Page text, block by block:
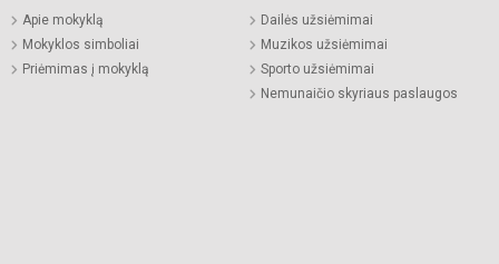
Apie mokyklą
Mokyklos simboliai
Priėmimas į mokyklą
Dailės užsiėmimai
Muzikos užsiėmimai
Sporto užsiėmimai
Nemunaičio skyriaus paslaugos